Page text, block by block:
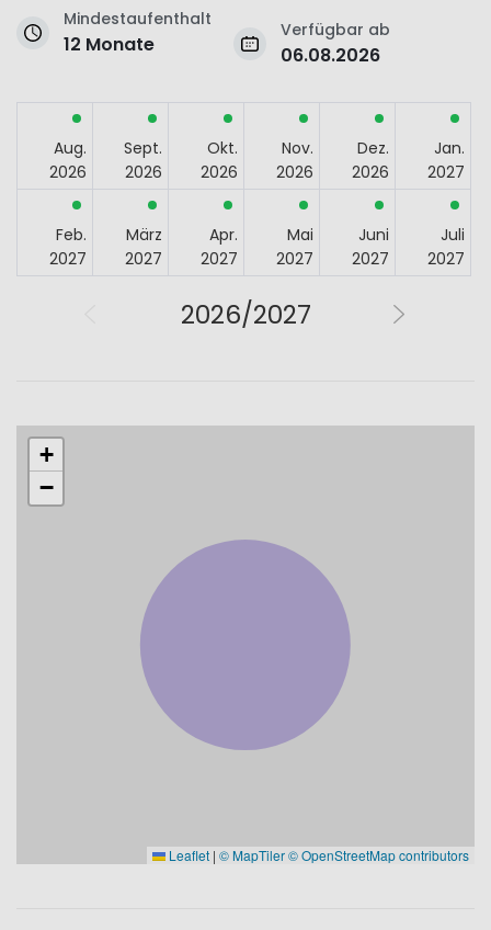
Mindestaufenthalt
12 Monate
Verfügbar ab
06.08.2026
Aug.
2026
Sept.
2026
Okt.
2026
Nov.
2026
Dez.
2026
Jan.
2027
Feb.
2027
März
2027
Apr.
2027
Mai
2027
Juni
2027
Juli
2027
2026/2027
+
−
Leaflet | © MapTiler© OpenStreetMap contributors